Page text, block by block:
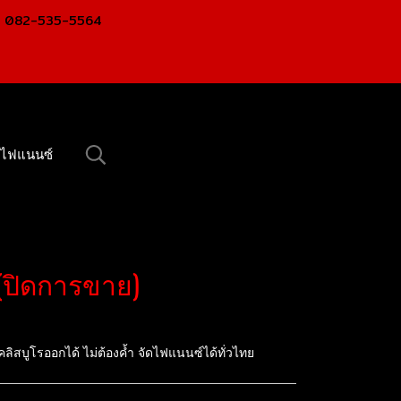
082-535-5564
ฟแนนซ์
ปิดการขาย)
บูโรออกได้ ไม่ต้องค้ำ จัดไฟแนนซ์ได้ทั่วไทย